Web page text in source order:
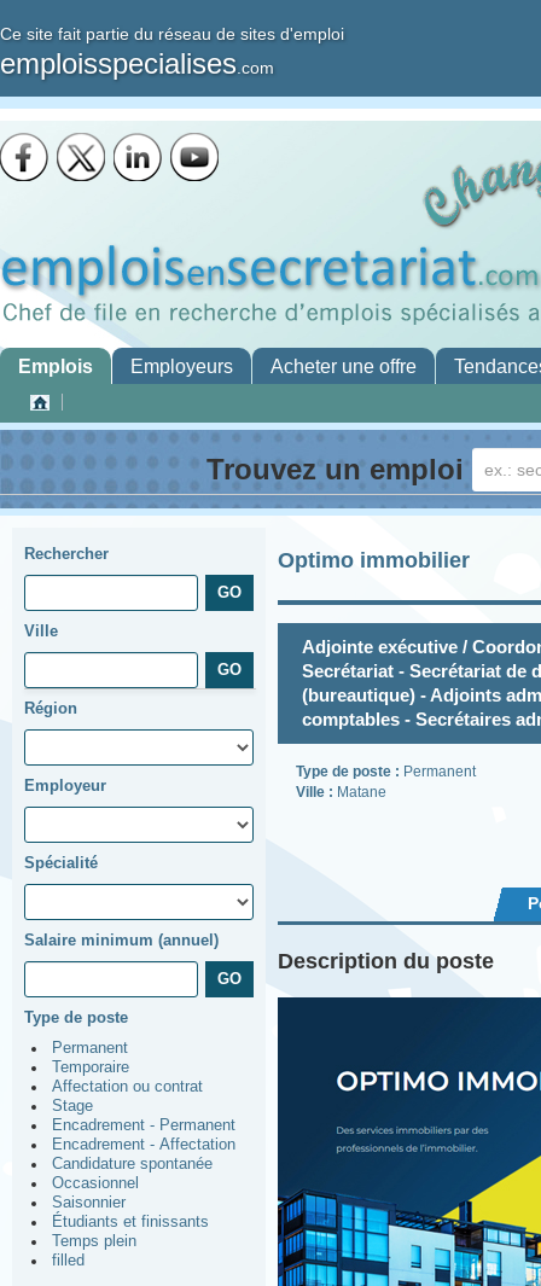
Ce site fait partie du réseau de sites d'emploi
emploisspecialises .com
Emplois Employeurs Acheter une offre
Trouvez un emploi
Rechercher
Ville
Région
Employeur
Spécialité
Salaire minimum (annuel)
Type de poste
Permanent
Temporaire
Affectation ou contrat
Stage
Encadrement - Permanent
Encadrement - Affectation
Candidature spontanée
Occasionnel
Saisonnier
Étudiants et finissants
Temps plein
filled
Optimo immobilier
Adjointe exécutive /
Secrétariat - Secrétariat de
(bureautique) - Adjoints
comptables - Secrétaires
Type de poste : Permanent
Ville : Matane
Description du poste